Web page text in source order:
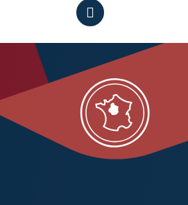
RECHERCHER